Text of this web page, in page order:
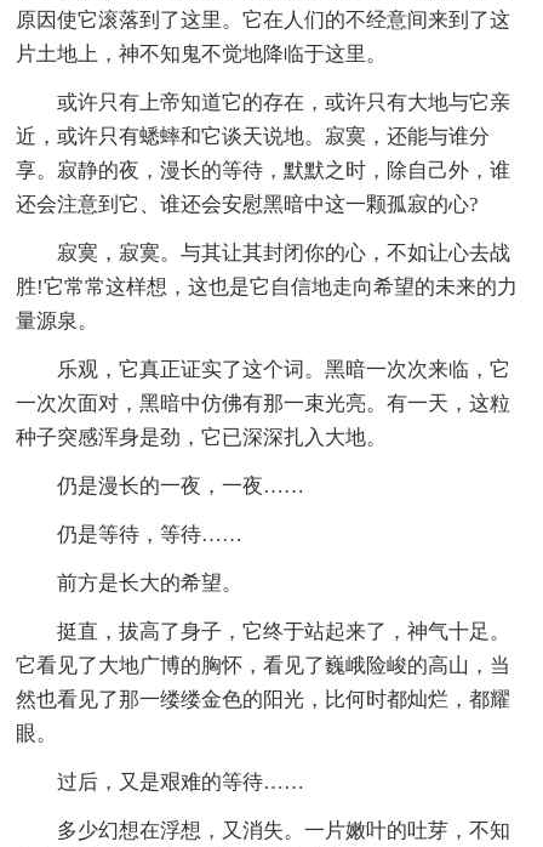
原因使它滚落到了这里。它在人们的不经意间来到了这
片土地上，神不知鬼不觉地降临于这里。
或许只有上帝知道它的存在，或许只有大地与它亲
近，或许只有蟋蟀和它谈天说地。寂寞，还能与谁分
享。寂静的夜，漫长的等待，默默之时，除自己外，谁
还会注意到它、谁还会安慰黑暗中这一颗孤寂的心?
寂寞，寂寞。与其让其封闭你的心，不如让心去战
胜!它常常这样想，这也是它自信地走向希望的未来的力
量源泉。
乐观，它真正证实了这个词。黑暗一次次来临，它
一次次面对，黑暗中仿佛有那一束光亮。有一天，这粒
种子突感浑身是劲，它已深深扎入大地。
仍是漫长的一夜，一夜……
仍是等待，等待……
前方是长大的希望。
挺直，拔高了身子，它终于站起来了，神气十足。
它看见了大地广博的胸怀，看见了巍峨险峻的高山，当
然也看见了那一缕缕金色的阳光，比何时都灿烂，都耀
眼。
过后，又是艰难的等待……
多少幻想在浮想，又消失。一片嫩叶的吐芽，不知